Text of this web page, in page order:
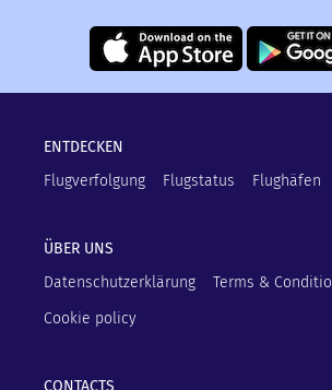
ENTDECKEN
Flugverfolgung
Flugstatus Flughäfen
ÜBER UNS
Datenschutzerklärung
Terms &
Cookie policy